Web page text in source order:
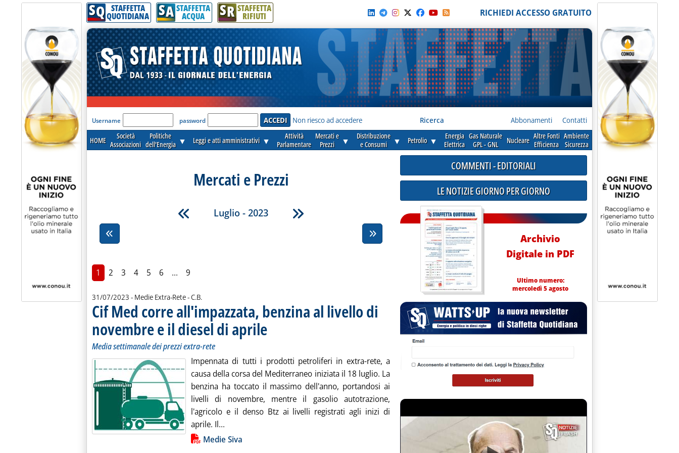
SQ STAFFETTA
QUOTIDIANA SA STAFFETTA
ACQUA SR STAFFETTA
RIFIUTI RICHIEDI ACCESSO GRATUITO
'Modulo Login per accedere'
Username password Non riesco ad accedere Ricerca Abbonamenti Contatti
HOME
Società
Associazioni
Politiche
dell'Energia ▼ Leggi e atti amministrativi ▼
Attività
Parlamentare
Mercati e
Prezzi
▼
Distribuzione
e Consumi
▼ Petrolio ▼
Energia
Elettrica
Gas Naturale
GPL - GNL
Nucleare Altre Fonti
Efficienza
Ambiente
Sicurezza
Mercati e Prezzi
Luglio - 2023
1 2 3 4 5 6 ... 9
31/07/2023 - Medie Extra-Rete -di:
C.B.
Cif Med corre all'impazzata, benzina al livello di
novembre e il diesel di aprile
Media settimanale dei prezzi extra-rete
Impennata di tutti i prodotti petroliferi in extra-rete, a
causa della corsa del Mediterraneo iniziata il 18 luglio. La
benzina ha toccato il massimo dell'anno, portandosi ai
livelli di novembre, mentre il gasolio autotrazione,
l'agricolo e il denso Btz ai livelli registrati agli inizi di
aprile. Il... Leggi tutta la notizia: 'Cif Med corre all'impazzata, benzina al livello di novembre e il diesel di aprile'
Lista allegati PDF alla notizia
Medie Siva
COMMENTI - EDITORIALI
LE NOTIZIE GIORNO PER GIORNO
Archivio
Digitale in PDF
Ultimo numero:
mercoledì 5 agosto